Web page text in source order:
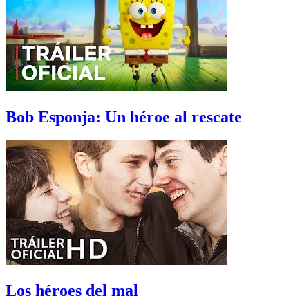
Bob Esponja: Un héroe al rescate
Los héroes del mal